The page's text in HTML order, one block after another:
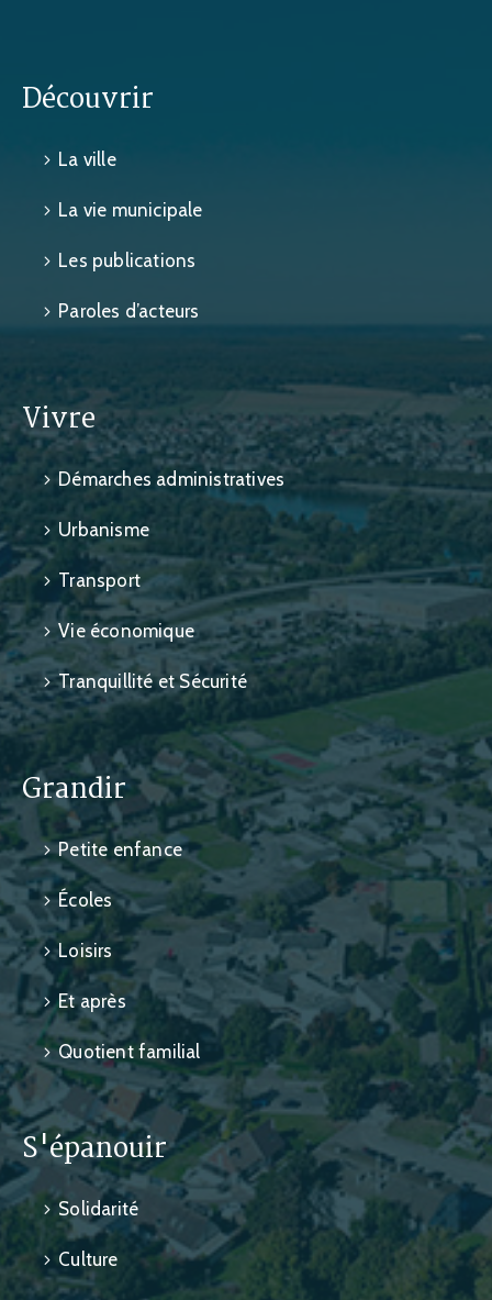
Découvrir
La ville
La vie municipale
Les publications
Paroles d’acteurs
Vivre
Démarches administratives
Urbanisme
Transport
Vie économique
Tranquillité et Sécurité
Grandir
Petite enfance
Écoles
Loisirs
Et après
Quotient familial
S'épanouir
Solidarité
Culture